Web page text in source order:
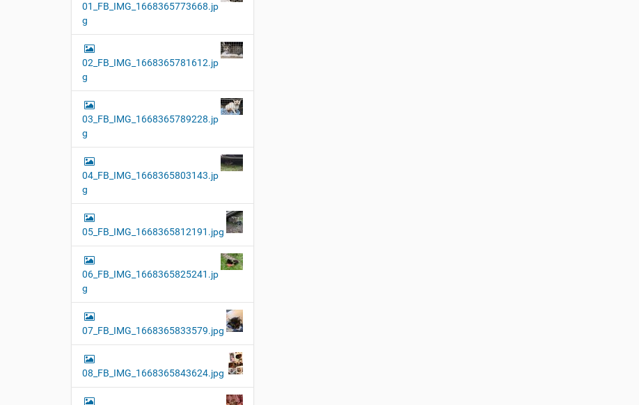
01_FB_IMG_1668365773668.jp
g
02_FB_IMG_1668365781612.jp
g
03_FB_IMG_1668365789228.jp
g
04_FB_IMG_1668365803143.jp
g
05_FB_IMG_1668365812191.jpg
06_FB_IMG_1668365825241.jp
g
07_FB_IMG_1668365833579.jpg
08_FB_IMG_1668365843624.jpg